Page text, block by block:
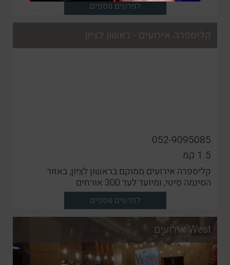
לפרטים נוספים
קליספרה אירועים - ראשון לציון
052-9095085
1.5 קמ
קליספרה אירועים ממוקם בראשון לציון, באזור
הסינמה סיטי, ומיועד לעד 300 אורחים
לפרטים נוספים
West אירועים